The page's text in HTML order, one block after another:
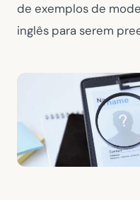
de exemplos de
inglês para serem